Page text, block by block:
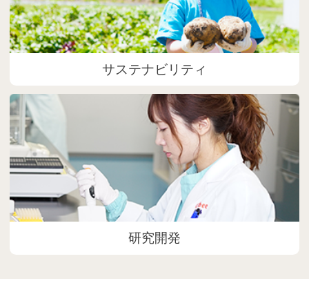
サステナビリティ
研究開発